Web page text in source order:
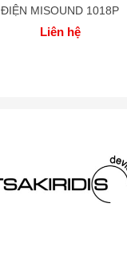
ĐIỆN MISOUND 1018P
Liên hệ